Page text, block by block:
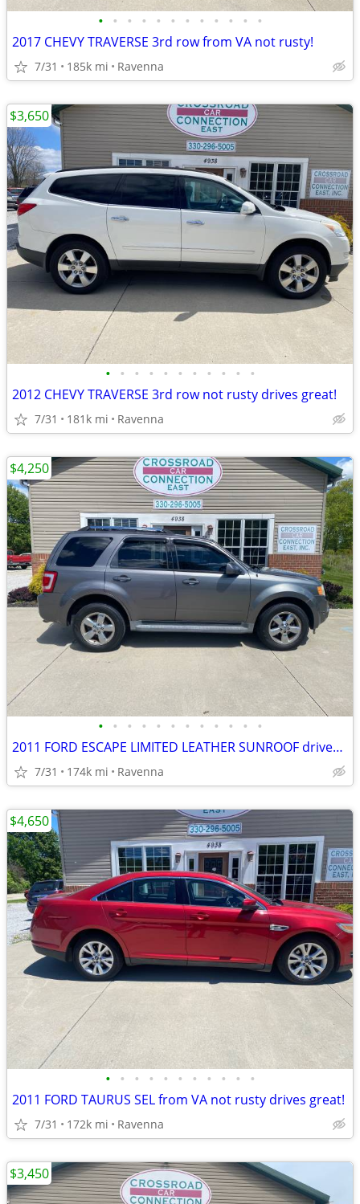
• • • • • • • • • • • •
2017 CHEVY TRAVERSE 3rd row from VA not rusty!
7/31 185k mi Ravenna
• • • • • • • • • • •
2012 CHEVY TRAVERSE 3rd row not rusty drives great!
7/31 181k mi Ravenna
$3,650
• • • • • • • • • • • •
2011 FORD ESCAPE LIMITED LEATHER SUNROOF drives great!
7/31 174k mi Ravenna
$4,250
• • • • • • • • • • •
2011 FORD TAURUS SEL from VA not rusty drives great!
7/31 172k mi Ravenna
$4,650
$3,450